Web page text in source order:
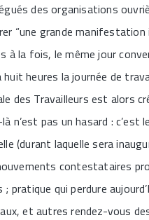
des organisations
“une grande
à la fois, le même jour
heures la journée de
des Travailleurs est alors
n’est pas un hasard :
(durant laquelle sera
contestataires
pratique qui perdure
et autres rendez-vous